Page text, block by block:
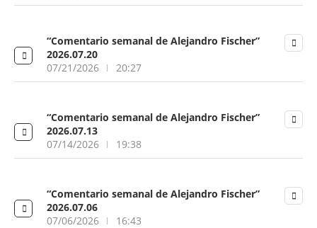
“Comentario semanal de Alejandro Fischer”
2026.07.20
07/21/2026
20:27
“Comentario semanal de Alejandro Fischer”
2026.07.13
07/14/2026
19:38
“Comentario semanal de Alejandro Fischer”
2026.07.06
07/06/2026
16:43